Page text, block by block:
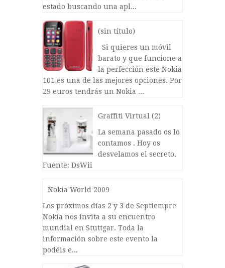
estado buscando una apl...
(sin título)
Si quieres un móvil
barato y que funcione a
la perfección este Nokia
101 es una de las mejores opciones. Por
29 euros tendrás un Nokia ...
Graffiti Virtual (2)
La semana pasado os lo
contamos . Hoy os
desvelamos el secreto.
Fuente: DsWii
Nokia World 2009
Los próximos días 2 y 3 de Septiempre
Nokia nos invita a su encuentro
mundial en Stuttgar. Toda la
información sobre este evento la
podéis e...